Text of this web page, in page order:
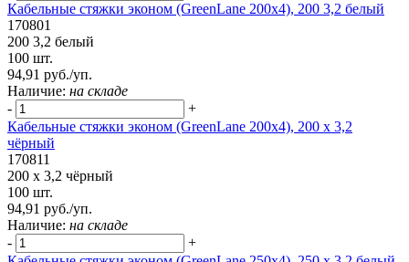
Кабельные стяжки эконом (GreenLane 200х4), 200 3,2 белый
170801
200 3,2 белый
100 шт.
94,91 руб./уп.
Наличие: на складе
-
+
Кабельные стяжки эконом (GreenLane 200х4), 200 х 3,2
чёрный
170811
200 х 3,2 чёрный
100 шт.
94,91 руб./уп.
Наличие: на складе
-
+